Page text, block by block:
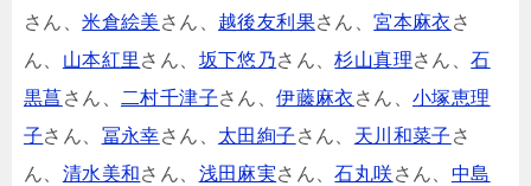
さん、米倉絵美 さん、 越後友利果さん、宮本麻衣 さ
ん、 山本紅里 さん、 坂下悠乃さん、杉山真理さん、石
黒菖さん、 二村千津子さん、伊藤麻衣 さん、小塚恵理
子さん、 冨永幸さん、 太田絢子 さん、 天川和菜子 さ
ん、 清水美和さん、 浅田麻実さん、石丸咲さん、 中島